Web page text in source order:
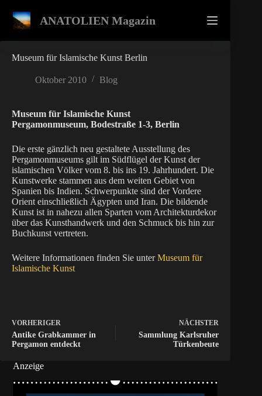
Inhalt
springen
ANATOLIEN Magazin
Museum für Islamische Kunst Berlin
Oktober 2010 Blog
Museum für Islamische Kunst
Pergamonmuseum, Bodestraße 1-3, Berlin
Die erste gänzlich neu gestaltete Ausstellung des
Pergamonmuseums gilt im Südflügel der Kunst der
islamischen Völker vom 8. bis ins 19. Jahrhundert. Die
Kunstwerke stammen aus dem weiten Gebiet von
Spanien bis Indien. Schwerpunkte sind der Vordere
Orient einschließlich Ägypten und Iran. Die bildende
Kunst ist in nahezu allen Sparten vom Architekturdekor
über das Kunsthandwerk und den Schmuck bis hin zur
Buchkunst vertreten.
Weitere Informationen finden Sie unterMuseum für
Islamische Kunst
VORHERIGER
Antike Grabkammer in
Pergamon entdeckt
NÄCHSTER
Sammlung Karlsruher
Türkenbeute
Anzeige